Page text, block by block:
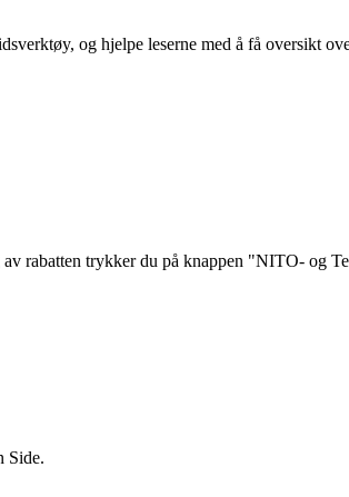
og hjelpe leserne med å få oversikt
rabatten trykker du på knappen "NITO- og
Side.